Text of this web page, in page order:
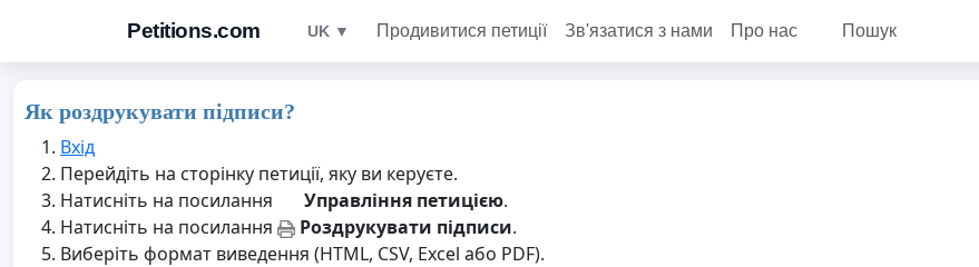
Petitions.com UK ▼ Продивитися петиції Зв'язатися з нами Про нас Пошук
Як роздрукувати підписи?
Вхід
Перейдіть на сторінку петиції, яку ви керуєте.
Натисніть на посилання
Управління петицією.
Натисніть на посилання
Роздрукувати підписи.
Виберіть формат виведення (HTML, CSV, Excel або PDF).